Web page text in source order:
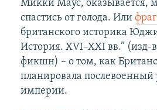
Микки Маус, оказывается,
спастись от голода. Или
британского историка
История. XVI–XXI вв.” (изд-
фикшн) – о том, как
планировала послевоенный
империи.